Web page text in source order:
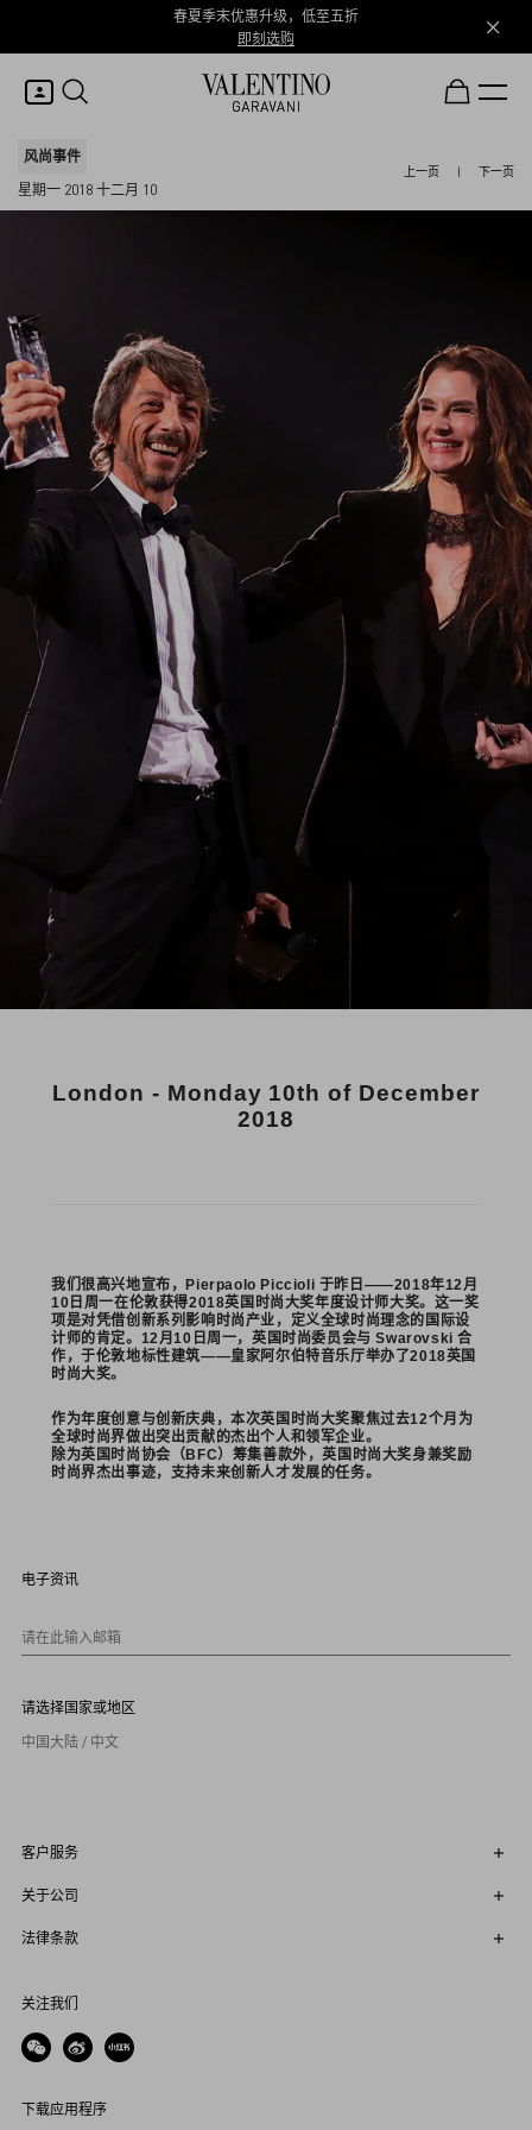
春夏季末优惠升级，低至五折
即刻选购
我的账户
风尚事件
星期一 2018 十二月 10
上一页 | 下一页
London - Monday 10th of December
2018
我们很高兴地宣布，Pierpaolo Piccioli 于昨日——2018年12月
10日周一在伦敦获得2018英国时尚大奖年度设计师大奖。这一奖
项是对凭借创新系列影响时尚产业，定义全球时尚理念的国际设
计师的肯定。12月10日周一，英国时尚委员会与 Swarovski 合
作，于伦敦地标性建筑——皇家阿尔伯特音乐厅举办了2018英国
时尚大奖。
作为年度创意与创新庆典，本次英国时尚大奖聚焦过去12个月为
全球时尚界做出突出贡献的杰出个人和领军企业。
除为英国时尚协会（BFC）筹集善款外，英国时尚大奖身兼奖励
时尚界杰出事迹，支持未来创新人才发展的任务。
电子资讯
请在此输入邮箱
请选择国家或地区
中国大陆 / 中文
客户服务
关于公司
法律条款
关注我们
下载应用程序